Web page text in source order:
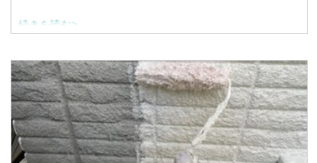
浜松市南区を中心に塗装工事全般を行っている、
塗替家の堤と申します。
&
続きを読む>